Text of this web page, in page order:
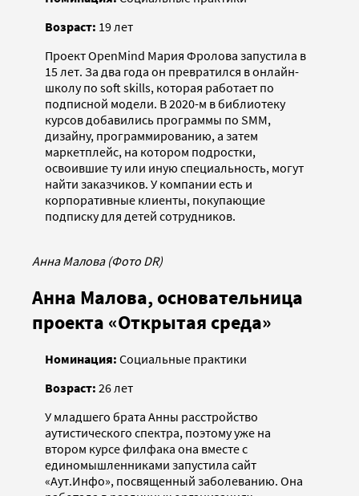
Возраст: 19 лет
Проект OpenMind Мария Фролова запустила в
15 лет. За два года он превратился в онлайн-
школу по soft skills, которая работает по
подписной модели. В 2020-м в библиотеку
курсов добавились программы по SMM,
дизайну, программированию, а затем
маркетплейс, на котором подростки,
освоившие ту или иную специальность, могут
найти заказчиков. У компании есть и
корпоративные клиенты, покупающие
подписку для детей сотрудников.
Анна Малова (Фото DR)
Анна Малова, основательница
проекта «Открытая среда»
Номинация: Социальные практики
Возраст: 26 лет
У младшего брата Анны расстройство
аутистического спектра, поэтому уже на
втором курсе филфака она вместе с
единомышленниками запустила сайт
«Аут.Инфо», посвященный заболеванию. Она